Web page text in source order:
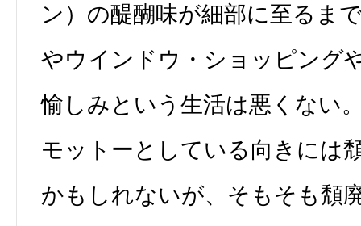
ン）の醍醐味が細部に至るま
やウインドウ・ショッピング
愉しみという生活は悪くない
モットーとしている向きには
かもしれないが、そもそも頽